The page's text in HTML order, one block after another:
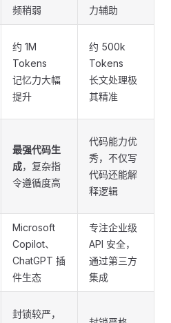
频稍弱
力辅助
约 1M
Tokens
记忆力大幅
提升
约 500k
Tokens
长文处理极
其精准
最强代码生
成，复杂指
令遵循度高
代码能力优
秀，不仅写
代码还能解
释逻辑
Microsoft
Copilot、
ChatGPT 插
件生态
专注企业级
API 安全，
通过第三方
集成
封锁较严，